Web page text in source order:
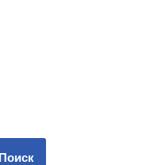
Поиск